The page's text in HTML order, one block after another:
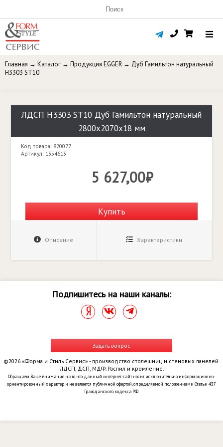
Главная → Каталог → Продукция EGGER → Дуб Гамильтон натуральный
H3303 ST10
ЛДСП H3303 ST10 Дуб Гамильтон натуральный
2800x2070x18 мм
Код товара: 820077
Артикул: 1354613
5 627,00₽
Купить
Описание Характеристики
Подпишитесь на наши каналы:
Задать вопрос
©2026 «Форма и Стиль Сервис» - производство столешниц и стеновых панелей.
ЛДСП, ДСП, МДФ. Распил и кромление.
Обращаем Ваше внимание на то, что данный интернет-сайт носит исключительно информационно-
ориентировочный характер и не является публичной офертой, определяемой положениями Статьи 437
Гражданского кодекса РФ.